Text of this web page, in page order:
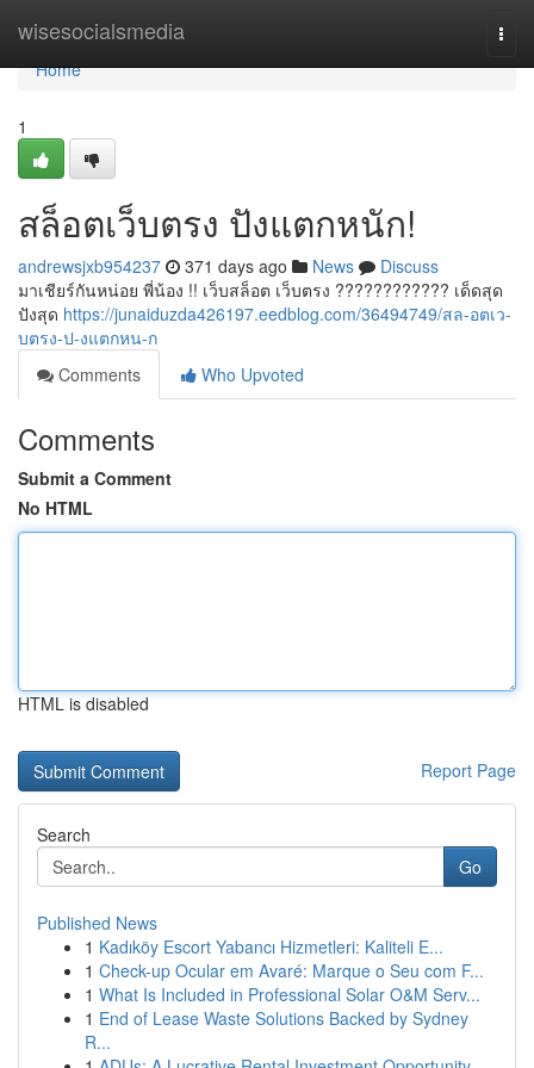
wisesocialsmedia
Home
Home
1
สล็อตเว็บตรง ปังแตกหนัก!
andrewsjxb954237 371 days ago News
Discuss
มาเชียร์กันหน่อย พี่น้อง !! เว็บสล็อต เว็บตรง ???????????? เด็ดสุด
ปังสุด https://junaiduzda426197.eedblog.com/36494749/สล-อตเว-
บตรง-ป-งแตกหน-ก
Comments
Who Upvoted
Comments
Submit a Comment
No HTML
HTML is disabled
Report Page
Search
Go
Published News
1 Kadıköy Escort Yabancı Hizmetleri: Kaliteli E...
1 Check-up Ocular em Avaré: Marque o Seu com F...
1 What Is Included in Professional Solar O&M Serv...
1 End of Lease Waste Solutions Backed by Sydney
R...